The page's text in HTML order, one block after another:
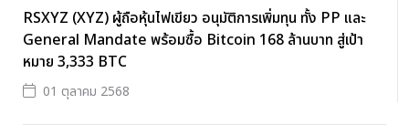
RSXYZ (XYZ) ผู้ถือหุ้นไฟเขียว อนุมัติการเพิ่มทุน ทั้ง PP และ
General Mandate พร้อมซื้อ Bitcoin 168 ล้านบาท สู่เป้า
หมาย 3,333 BTC
01 ตุลาคม 2568